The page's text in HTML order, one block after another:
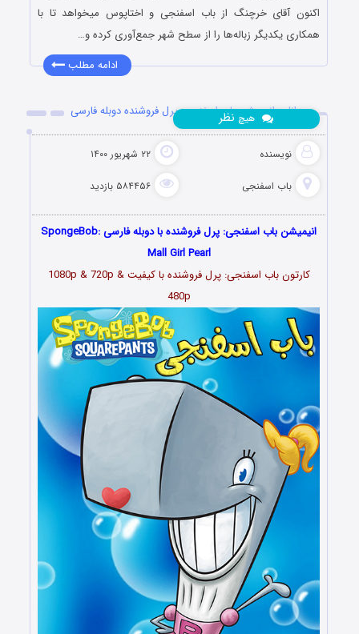
اکنون آقای خرچنگ از باب اسفنجی و اختاپوس میخواهد تا با
همکاری یکدیگر زباله‌ها را از سطح شهر جمع‌آوری کرده و…
ادامه مطلب
دانلود انیمیشن باب اسفنجی: پرل فروشنده دوبله فارسی
نویسنده ۲۲ شهریور ۱۴۰۰
باب اسفنجی ۵۸۴۴۵۶ بازدید
هیچ نظر
انیمیشن باب اسفنجی: پرل فروشنده با دوبله فارسی SpongeBob:
Mall Girl Pearl
کارتون باب اسفنجی: پرل فروشنده با کیفیت 1080p & 720p &
480p